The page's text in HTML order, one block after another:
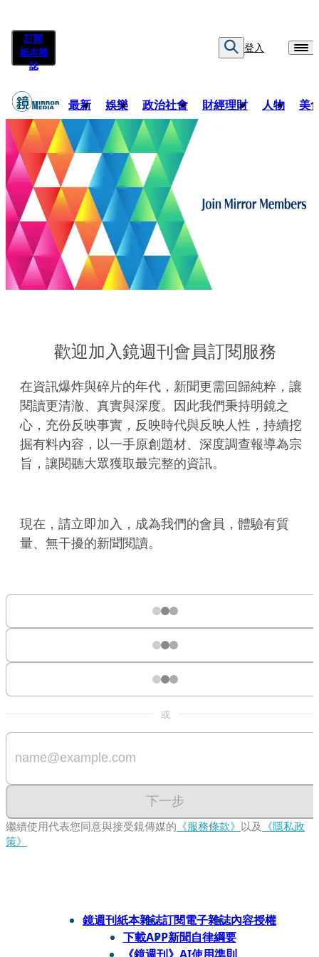
訂閱
紙本雜
誌
登入
最新 娛樂 政治社會 財經理財 人物 美
歡迎加入鏡週刊會員訂閱服務
在資訊爆炸與碎片的年代，新聞更需回歸純粹，讓
閱讀更清澈、真實與深度。因此我們秉持明鏡之
心，充份反映事實，反映時代與反映人性，持續挖
掘有料內容，以一手原創題材、深度調查報導為宗
旨，讓閱聽大眾獲取最完整的資訊。
現在，請立即加入，成為我們的會員，體驗有質
量、無干擾的新聞閱讀。
或
下一步
繼續使用代表您同意與接受鏡傳媒的 《服務條款》 以及 《隱私政
策》
鏡週刊紙本雜誌訂閱電子雜誌內容授權
下載APP新聞自律綱要